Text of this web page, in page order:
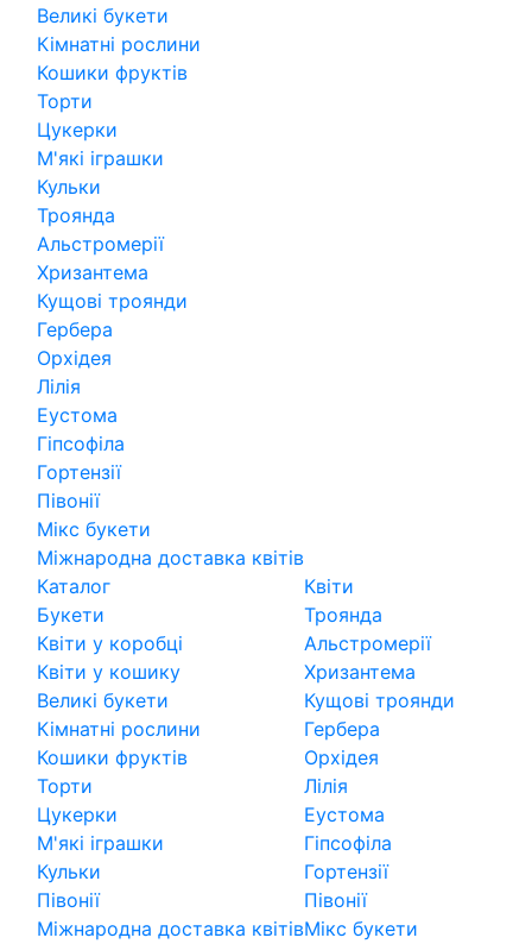
Великі букети
Кімнатні рослини
Кошики фруктів
Торти
Цукерки
М'які іграшки
Кульки
Троянда
Альстромерії
Хризантема
Кущові троянди
Гербера
Орхідея
Лілія
Еустома
Гіпсофіла
Гортензії
Півонії
Мікс букети
Міжнародна доставка квітів
Каталог
Букети
Квіти у коробці
Квіти у кошику
Великі букети
Кімнатні рослини
Кошики фруктів
Торти
Цукерки
М'які іграшки
Кульки
Півонії
Міжнародна доставка квітів
Квіти
Троянда
Альстромерії
Хризантема
Кущові троянди
Гербера
Орхідея
Лілія
Еустома
Гіпсофіла
Гортензії
Півонії
Мікс букети